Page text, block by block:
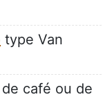
type Van
café ou de